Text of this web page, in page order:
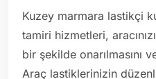
Kuzey marmara lastikçi
tamiri hizmetleri,
bir şekilde onarılmasını
Araç lastiklerinizin